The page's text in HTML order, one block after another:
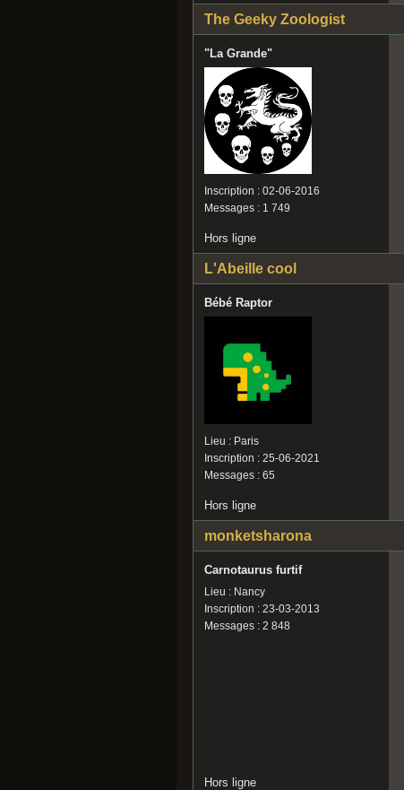
The Geeky Zoologist
"La Grande"
Inscription : 02-06-2016
Messages : 1 749
Hors ligne
L'Abeille cool
Bébé Raptor
Lieu : Paris
Inscription : 25-06-2021
Messages : 65
Hors ligne
monketsharona
Carnotaurus furtif
Lieu : Nancy
Inscription : 23-03-2013
Messages : 2 848
Hors ligne